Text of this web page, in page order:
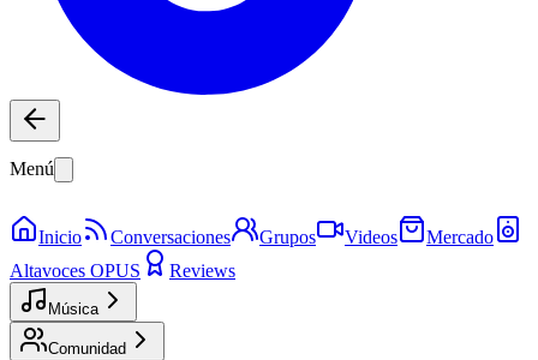
Menú
Inicio Conversaciones Grupos Videos
Mercado
Altavoces OPUS
Reviews
Música
Comunidad